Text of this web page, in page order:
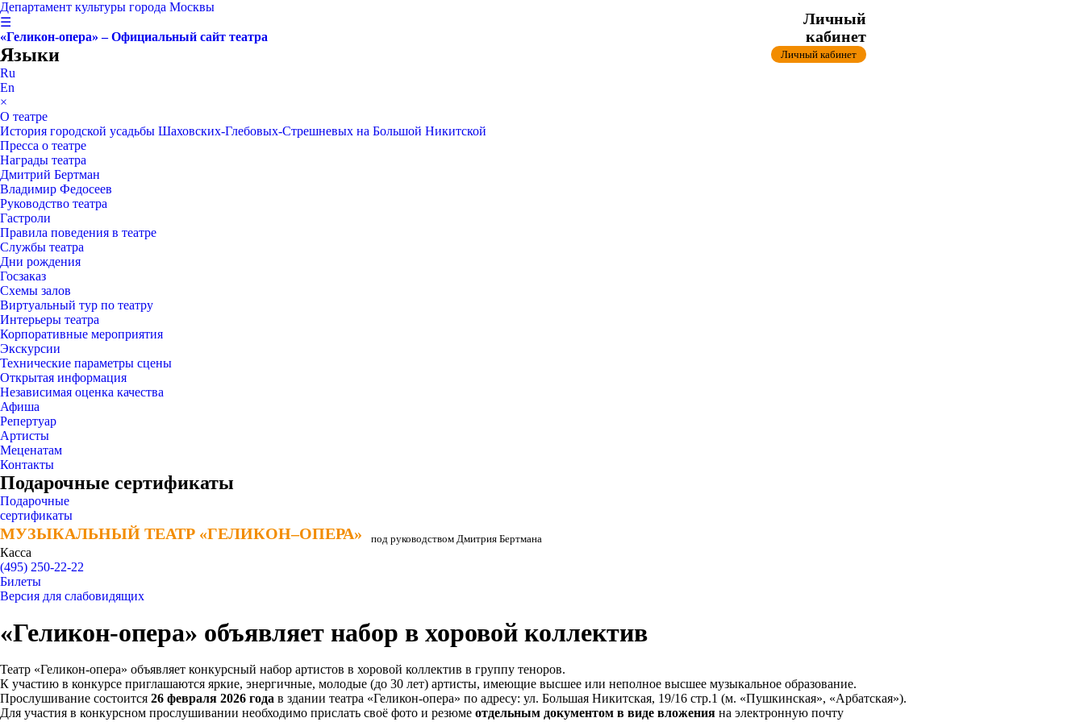
Департамент культуры города Москвы
☰
«Геликон-опера» – Официальный сайт театра
Языки
Ru
En
×
О театре
История городской усадьбы Шаховских-Глебовых-Стрешневых на Большой Никитской
Пресса о театре
Награды театра
Дмитрий Бертман
Владимир Федосеев
Руководство театра
Гастроли
Правила поведения в театре
Службы театра
Дни рождения
Госзаказ
Схемы залов
Виртуальный тур по театру
Интерьеры театра
Корпоративные мероприятия
Экскурсии
Технические параметры сцены
Открытая информация
Независимая оценка качества
Афиша
Репертуар
Артисты
Меценатам
Контакты
Подарочные сертификаты
Подарочные
сертификаты
МУЗЫКАЛЬНЫЙ ТЕАТР «ГЕЛИКОН–ОПЕРА»
МУЗЫКАЛЬНЫЙ ТЕАТР «ГЕЛИКОН–ОПЕРА» под руководством Дмитрия Бертмана
Касса
(495) 250-22-22
Личный
кабинет
Личный кабинет
Билеты
Версия для слабовидящих
«Геликон-опера» объявляет набор в хоровой коллектив
Театр «Геликон-опера» объявляет конкурсный набор артистов в хоровой коллектив в группу теноров.
К участию в конкурсе приглашаются яркие, энергичные, молодые (до 30 лет) артисты, имеющие высшее или неполное высшее музыкальное образование.
Прослушивание состоится 26 февраля 2026 года в здании театра «Геликон-опера» по адресу: ул. Большая Никитская, 19/16 стр.1 (м. «Пушкинская», «Арбатская»).
Для участия в конкурсном прослушивании необходимо прислать своё фото и резюме отдельным документом в виде вложения на электронную почту